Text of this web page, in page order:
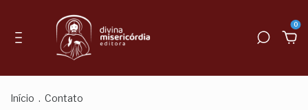
0
Início . Contato